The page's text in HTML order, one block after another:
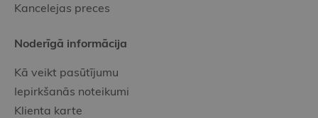
Kancelejas preces
Noderīgā informācija
Kā veikt pasūtījumu
Iepirkšanās noteikumi
Klienta karte